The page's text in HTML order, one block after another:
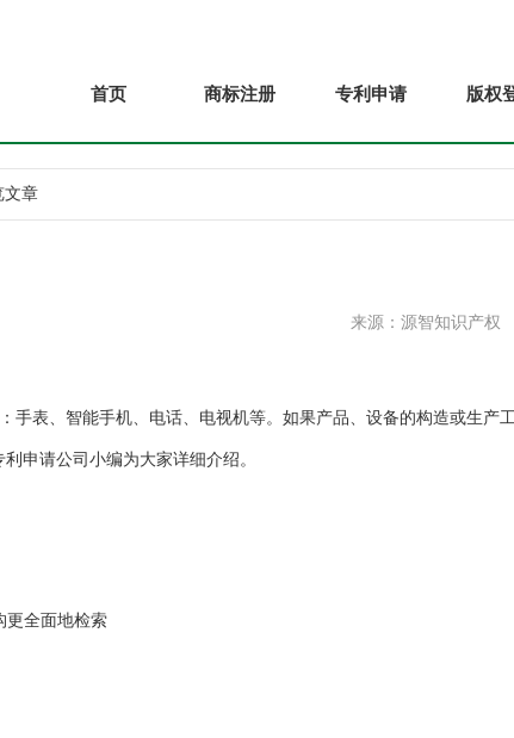
首页 商标注册 专利申请 版权
文章
来源：源智知识产权
表、智能手机、电话、电视机等。如果产品、设备的构造或生产
申请公司小编为大家详细介绍。
全面地检索